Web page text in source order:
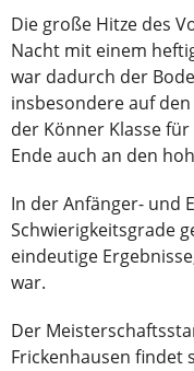
Die große Hitze des
Nacht mit einem
war dadurch der
insbesondere auf
der Könner Klasse
Ende auch an den
In der Anfänger- und
Schwierigkeitsgrade
eindeutige
war.
Der
Frickenhausen findet